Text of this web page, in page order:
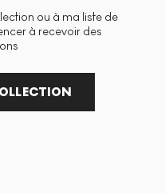
ou à ma liste de
à recevoir des